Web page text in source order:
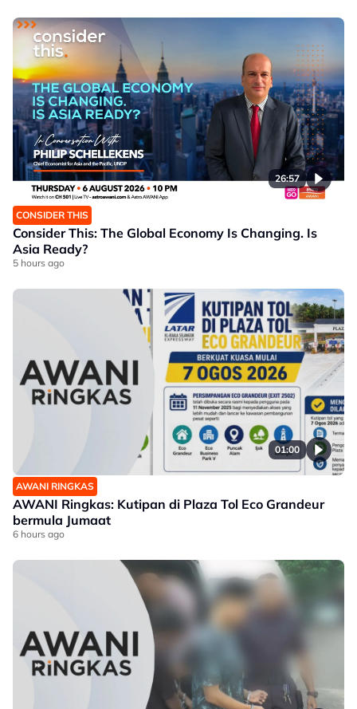
26:57
CONSIDER THIS
Consider This: The Global Economy Is Changing. Is
Asia Ready?
5 hours ago
01:00
AWANI RINGKAS
AWANI Ringkas: Kutipan di Plaza Tol Eco Grandeur
bermula Jumaat
6 hours ago